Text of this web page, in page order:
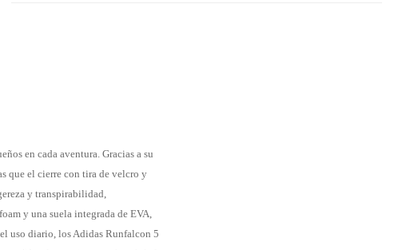
en cada aventura. Gracias a su
que el cierre con tira de velcro y
y transpirabilidad,
y una suela integrada de EVA,
uso diario, los Adidas Runfalcon 5